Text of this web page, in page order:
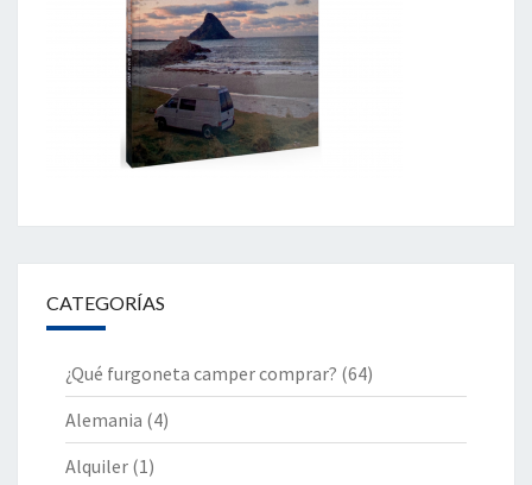
CATEGORÍAS
¿Qué furgoneta camper comprar? (64)
Alemania (4)
Alquiler (1)